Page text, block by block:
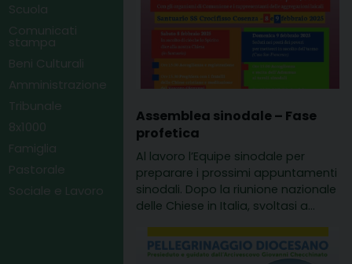
Scuola
Comunicati
stampa
Beni Culturali
Amministrazione
Tribunale
8x1000
Famiglia
Pastorale
Sociale e Lavoro
Assemblea sinodale – Fase
profetica
Al lavoro l’Equipe sinodale per
preparare i prossimi appuntamenti
sinodali. Dopo la riunione nazionale
delle Chiese in Italia, svoltasi a…